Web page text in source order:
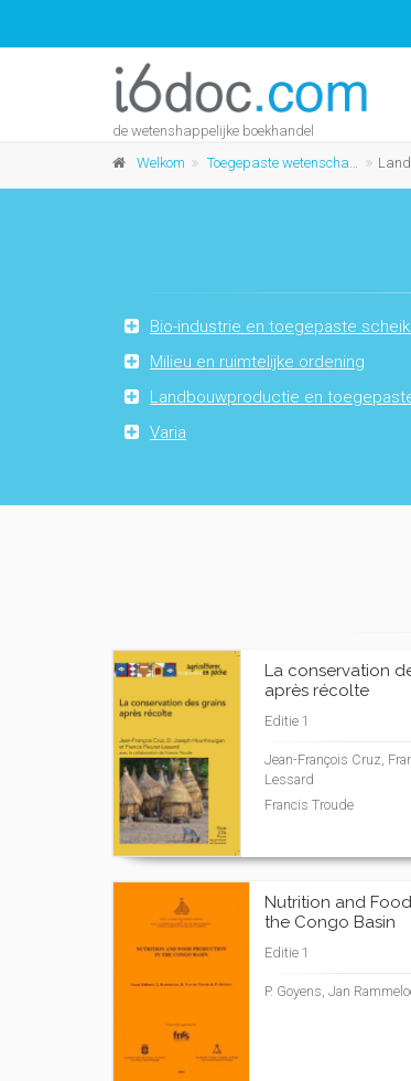
de wetenshappelijke boekhandel
Welkom Toegepaste wetenschappen
Bio-industrie en toegepaste
Milieu en ruimtelijke ordening
Landbouwproductie en
Varia
La conservation
après récolte
Editie 1
Jean-François Cruz,
Lessard
Francis Troude
Nutrition and
the Congo Basin
Editie 1
P. Goyens, Jan